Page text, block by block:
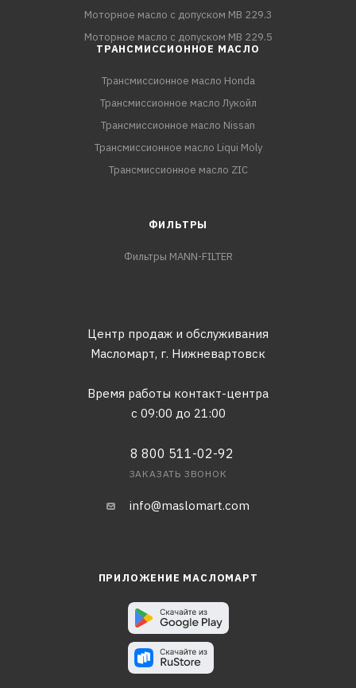
Моторное масло с допуском MB 229.3
Моторное масло с допуском MB 229.5
ТРАНСМИССИОННОЕ МАСЛО
Трансмиссионное масло Honda
Трансмиссионное масло Лукойл
Трансмиссионное масло Nissan
Трансмиссионное масло Liqui Moly
Трансмиссионное масло ZIC
ФИЛЬТРЫ
Фильтры MANN-FILTER
Центр продаж и обслуживания
Масломарт, г. Нижневартовск
Время работы контакт-центра
с 09:00 до 21:00
8 800 511-02-92
ЗАКАЗАТЬ ЗВОНОК
info@maslomart.com
ПРИЛОЖЕНИЕ МАСЛОМАРТ